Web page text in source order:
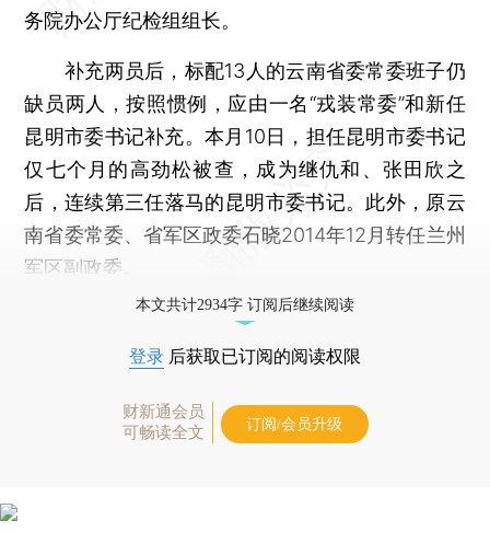
务院办公厅纪检组组长。
补充两员后，标配13人的云南省委常委班子仍
缺员两人，按照惯例，应由一名“戎装常委”和新任
昆明市委书记补充。本月10日，担任昆明市委书记
仅七个月的高劲松被查，成为继仇和、张田欣之
后，连续第三任落马的昆明市委书记。此外，原云
南省委常委、省军区政委石晓2014年12月转任兰州
军区副政委。
本文共计2934字 订阅后继续阅读
登录 后获取已订阅的阅读权限
财新通会员
可畅读全文
订阅/会员升级